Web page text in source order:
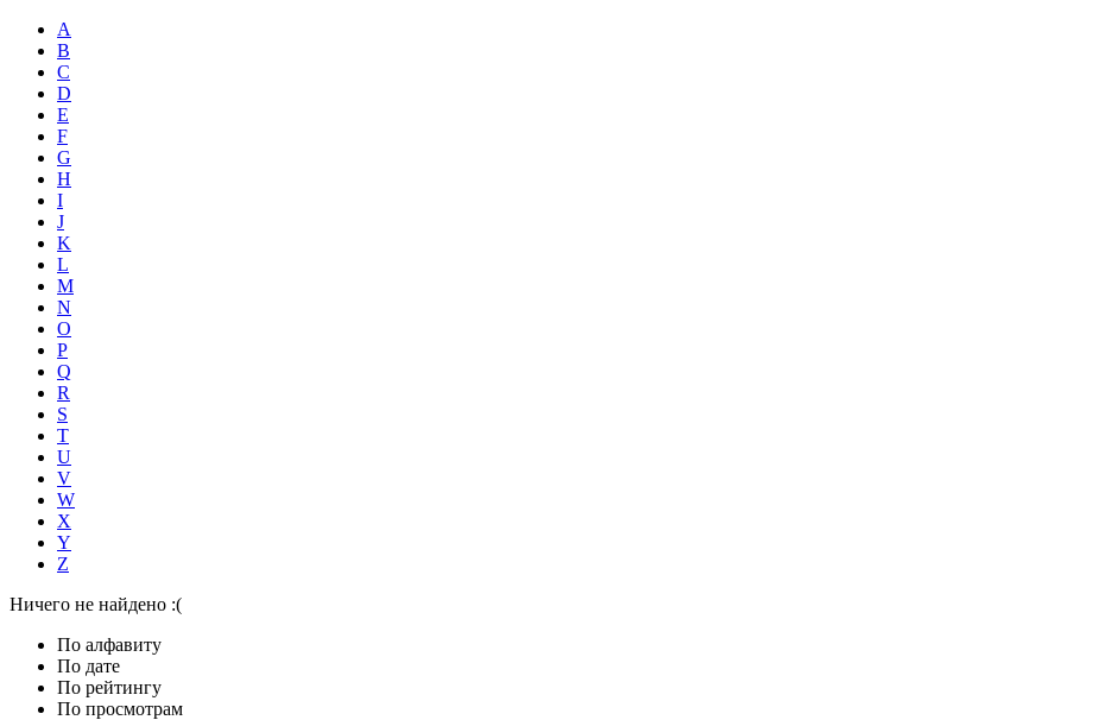
A
B
C
D
E
F
G
H
I
J
K
L
M
N
O
P
Q
R
S
T
U
V
W
X
Y
Z
Ничего не найдено :(
По алфавиту
По дате
По рейтингу
По просмотрам